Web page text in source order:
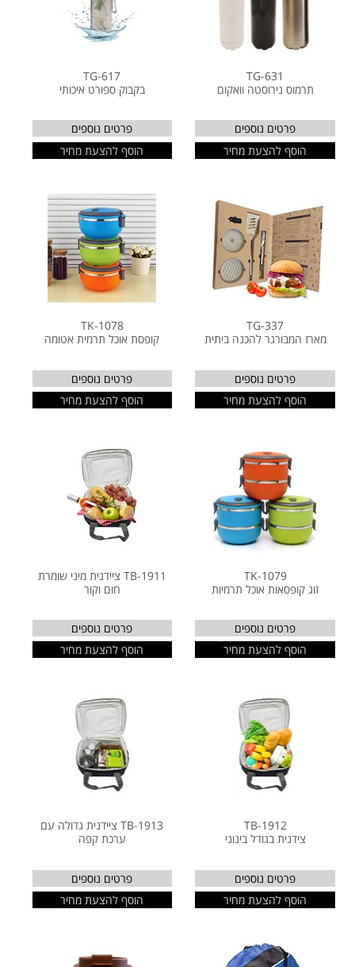
TG-631
תרמוס נירוסטה וואקום
פרטים נוספים
הוסף להצעת מחיר
TG-617
בקבוק ספורט איכותי
פרטים נוספים
הוסף להצעת מחיר
TG-337
מארז המבורגר להכנה ביתית
פרטים נוספים
הוסף להצעת מחיר
TK-1078
קופסת אוכל תרמית אטומה
פרטים נוספים
הוסף להצעת מחיר
TK-1079
זוג קופסאות אוכל תרמיות
פרטים נוספים
הוסף להצעת מחיר
TB-1911 ציידנית מיני שומרת
חום וקור
פרטים נוספים
הוסף להצעת מחיר
TB-1912
צידנית בגודל בינוני
פרטים נוספים
הוסף להצעת מחיר
TB-1913 ציידנית גדולה עם
ערכת קפה
פרטים נוספים
הוסף להצעת מחיר